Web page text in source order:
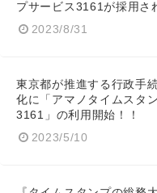
プサービス3161が採用さ
2023/8/31
東京都が推進する行政手
化に「アマノタイムスタ
3161」の利用開始！！
2023/5/10